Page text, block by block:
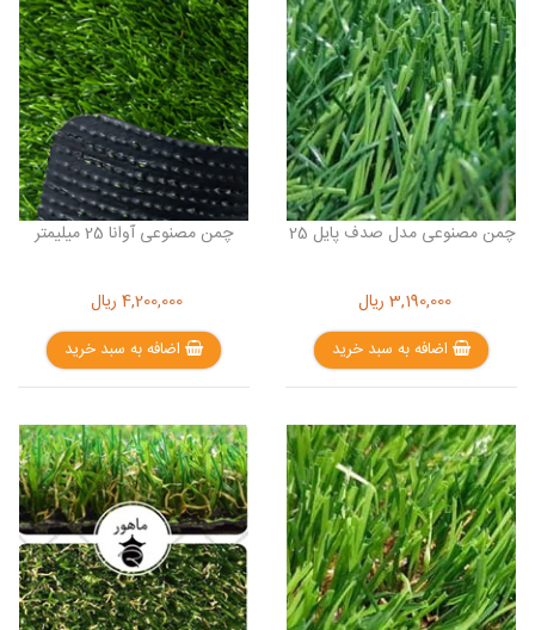
چمن مصنوعی مدل صدف پایل 25
3,190,000 ریال
اضافه به سبد خرید
چمن مصنوعی آوانا 25 میلیمتر
4,200,000 ریال
اضافه به سبد خرید